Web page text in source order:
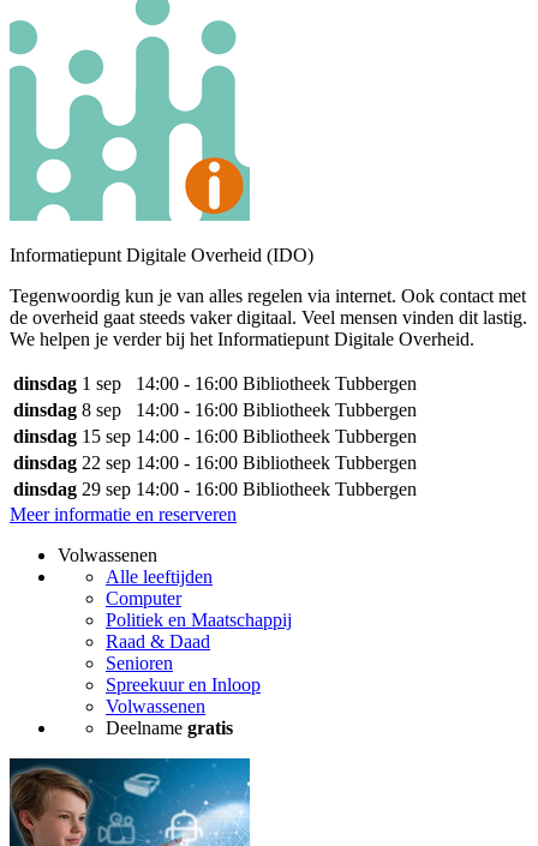
Informatiepunt Digitale Overheid (IDO)
Tegenwoordig kun je van alles regelen via internet. Ook contact met
de overheid gaat steeds vaker digitaal. Veel mensen vinden dit lastig.
We helpen je verder bij het Informatiepunt Digitale Overheid.
dinsdag 1 sep 14:00 - 16:00 Bibliotheek Tubbergen
dinsdag 8 sep 14:00 - 16:00 Bibliotheek Tubbergen
dinsdag 15 sep 14:00 - 16:00 Bibliotheek Tubbergen
dinsdag 22 sep 14:00 - 16:00 Bibliotheek Tubbergen
dinsdag 29 sep 14:00 - 16:00 Bibliotheek Tubbergen
Meer informatie en reserveren
Volwassenen
Alle leeftijden
Computer
Politiek en Maatschappij
Raad & Daad
Senioren
Spreekuur en Inloop
Volwassenen
Deelname gratis